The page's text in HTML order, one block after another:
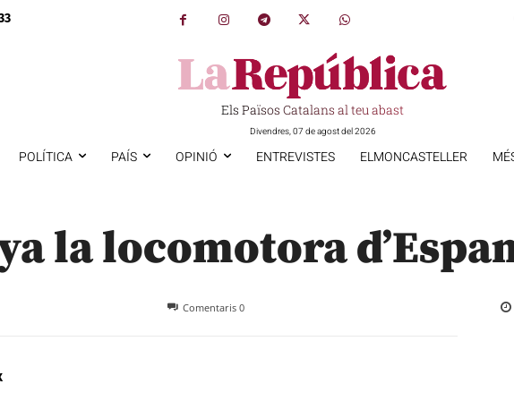
Els Països Catalans al teu abast
Divendres, 07 de agost del 2026
POLÍTICA PAÍS OPINIÓ ENTREVISTES ELMONCASTELLER
la locomotora
Comentaris 0